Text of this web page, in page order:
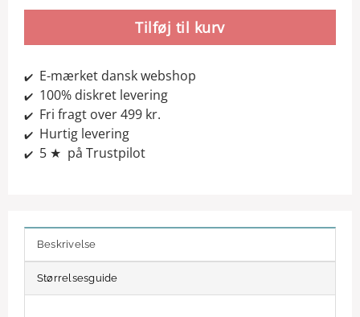
Tilføj til kurv
✔️E-mærket dansk webshop
✔️100% diskret levering
✔️Fri fragt over 499 kr.
✔️Hurtig levering
✔️5 ★ på Trustpilot
Beskrivelse
Størrelsesguide